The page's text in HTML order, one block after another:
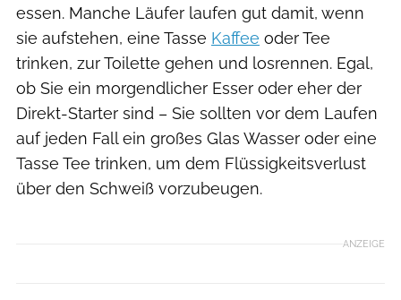
essen. Manche Läufer laufen gut damit, wenn
sie aufstehen, eine Tasse Kaffee oder Tee
trinken, zur Toilette gehen und losrennen. Egal,
ob Sie ein morgendlicher Esser oder eher der
Direkt-Starter sind – Sie sollten vor dem Laufen
auf jeden Fall ein großes Glas Wasser oder eine
Tasse Tee trinken, um dem Flüssigkeitsverlust
über den Schweiß vorzubeugen.
ANZEIGE